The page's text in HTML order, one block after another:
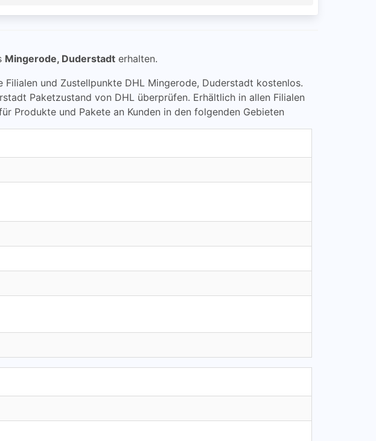
Mingerode, Duderstadt erhalten.
Filialen und Zustellpunkte DHL Mingerode, Duderstadt kostenlos.
Paketzustand von DHL überprüfen. Erhältlich in allen Filialen
Produkte und Pakete an Kunden in den folgenden Gebieten